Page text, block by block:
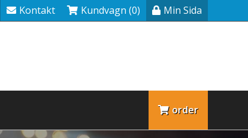
Kontakt Kundvagn (0) Min Sida
order